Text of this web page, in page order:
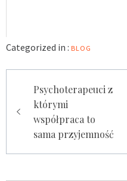
Categorized in : BLOG
wpisuPsychoterapeuci z
którymi
współpraca to
sama przyjemność